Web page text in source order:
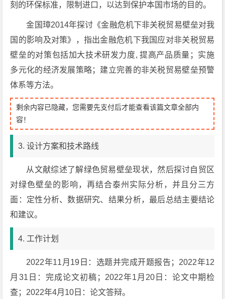
刻的环保标准，限制进口，以达到保护本国市场的目的。
金国璋2014年探讨《金融危机下非关税贸易壁垒对我
国的影响及对策》，指出金融危机下我国应对非关税贸易
壁垒的对策包括加大技术研发力度, 提高产品质量；实施
多元化的经济发展策略；建立完善的非关税贸易壁垒预警
体系等方法。
剩余内容已隐藏，您需要先支付后才能查看该篇文章全部内
容！
3. 设计方案和技术路线
从文献综述了解绿色贸易壁垒现状，然后探讨自贸区
对绿色壁垒的影响，再结合泰州实际分析，并且分三方
面：定性分析、数据研究、结果分析，最后总结主要结论
和建议。
4. 工作计划
2022年11月19日：选题并完成开题报告；2022年12
月31日：完成论文初稿；2022年1月20日：论文中期检
查；2022年4月10日：论文答辩。